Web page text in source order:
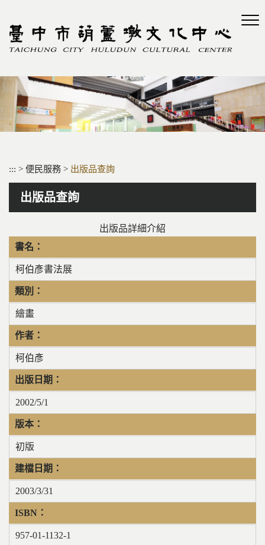
區
::: > 便民服務 > 出版品查詢
出版品查詢
出版品詳細介紹
書名：
柯伯彥書法展
類別：
繪畫
作者：
柯伯彥
出版日期：
2002/5/1
版本：
初版
建檔日期：
2003/3/31
ISBN：
957-01-1132-1